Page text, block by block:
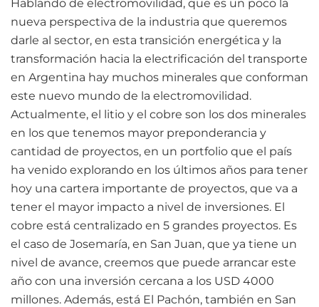
Hablando de electromovilidad, que es un poco la
nueva perspectiva de la industria que queremos
darle al sector, en esta transición energética y la
transformación hacia la electrificación del transporte
en Argentina hay muchos minerales que conforman
este nuevo mundo de la electromovilidad.
Actualmente, el litio y el cobre son los dos minerales
en los que tenemos mayor preponderancia y
cantidad de proyectos, en un portfolio que el país
ha venido explorando en los últimos años para tener
hoy una cartera importante de proyectos, que va a
tener el mayor impacto a nivel de inversiones. El
cobre está centralizado en 5 grandes proyectos. Es
el caso de Josemaría, en San Juan, que ya tiene un
nivel de avance, creemos que puede arrancar este
año con una inversión cercana a los USD 4000
millones. Además, está El Pachón, también en San